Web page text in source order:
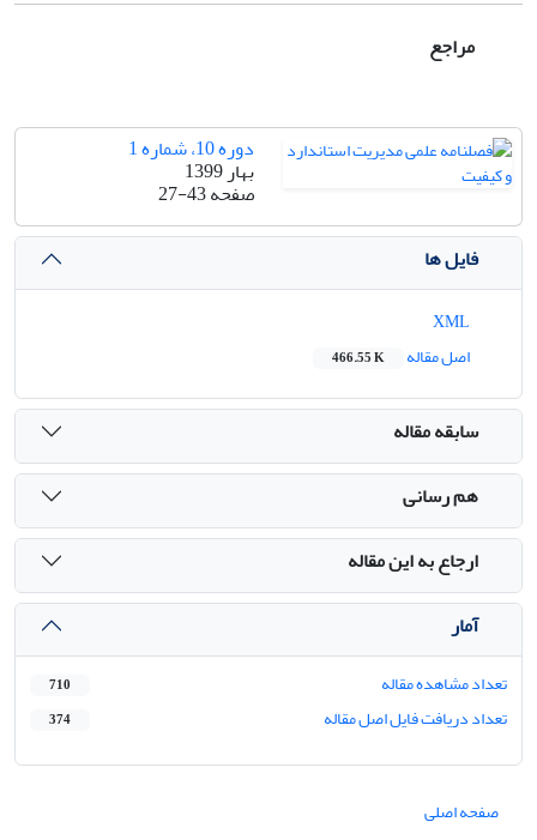
مراجع
دوره 10، شماره 1
بهار 1399
صفحه27-43
فایل ها
اصل مقاله
466.55 K
سابقه مقاله
هم رسانی
ارجاع به این مقاله
آمار
تعداد مشاهده مقاله 710
تعداد دریافت فایل اصل مقاله 374
صفحه اصلی